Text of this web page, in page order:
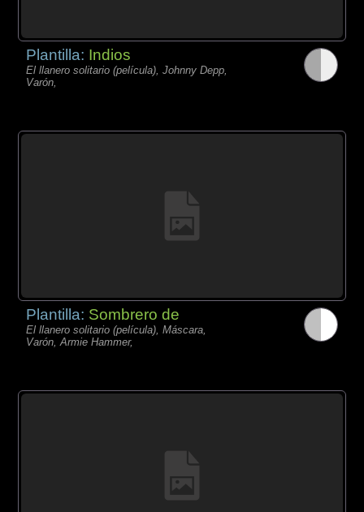
Plantilla: Indios
El llanero solitario (película), Johnny Depp,
Varón,
Plantilla: Sombrero de
El llanero solitario (película), Máscara,
Varón, Armie Hammer,